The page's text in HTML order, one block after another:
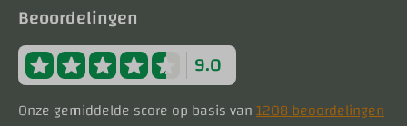
Beoordelingen
9.0
Onze gemiddelde score op basis van1208 beoordelingen